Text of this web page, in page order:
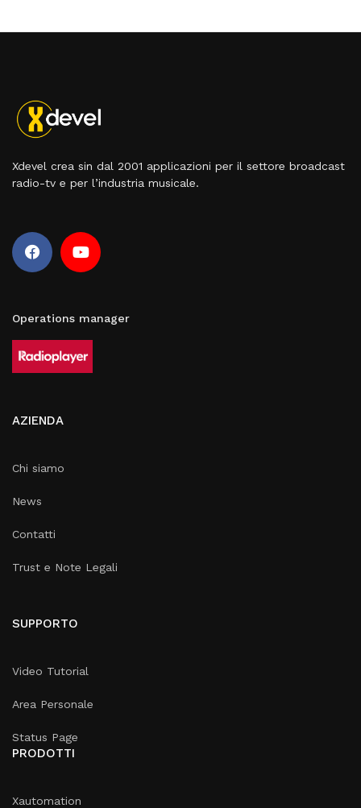
Xdevel crea sin dal 2001 applicazioni per il settore broadcast
radio-tv e per l’industria musicale.
Operations manager
AZIENDA
Chi siamo
News
Contatti
Trust e Note Legali
SUPPORTO
Video Tutorial
Area Personale
Status Page
PRODOTTI
Xautomation